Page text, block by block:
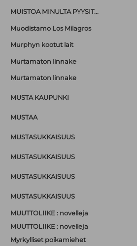
MUISTOA MINULTA PYYSIT...
Muodistamo Los Milagros
Murphyn kootut lait
Murtamaton linnake
Murtamaton linnake
MUSTA KAUPUNKI
MUSTAA
MUSTASUKKAISUUS
MUSTASUKKAISUUS
MUSTASUKKAISUUS
MUSTASUKKAISUUS
MUUTTOLIIKE : novelleja
MUUTTOLIIKE : novelleja
Myrkylliset poikamiehet